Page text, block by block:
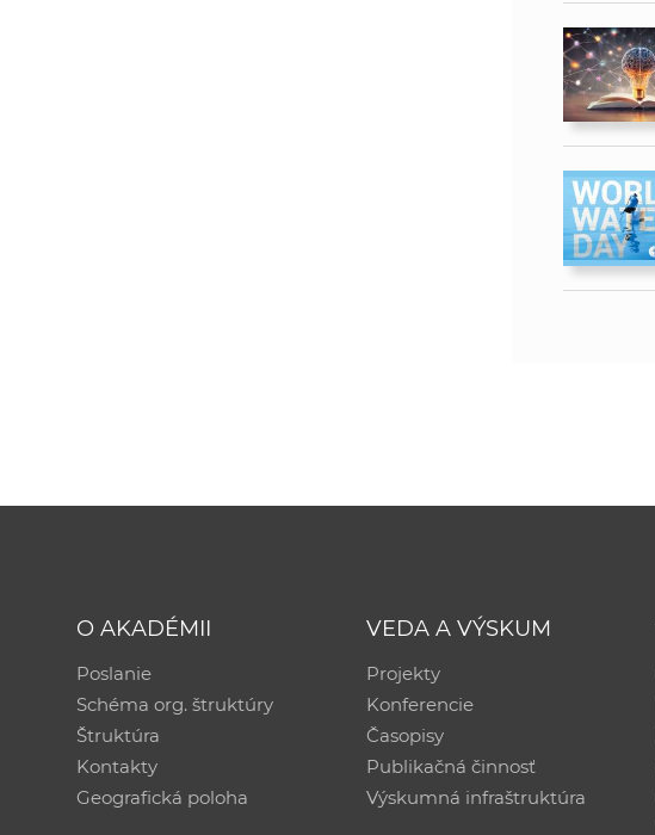
O AKADÉMII
Poslanie
Schéma org. štruktúry
Štruktúra
Kontakty
Geografická poloha
VEDA A VÝSKUM
Projekty
Konferencie
Časopisy
Publikačná činnosť
Výskumná infraštruktúra